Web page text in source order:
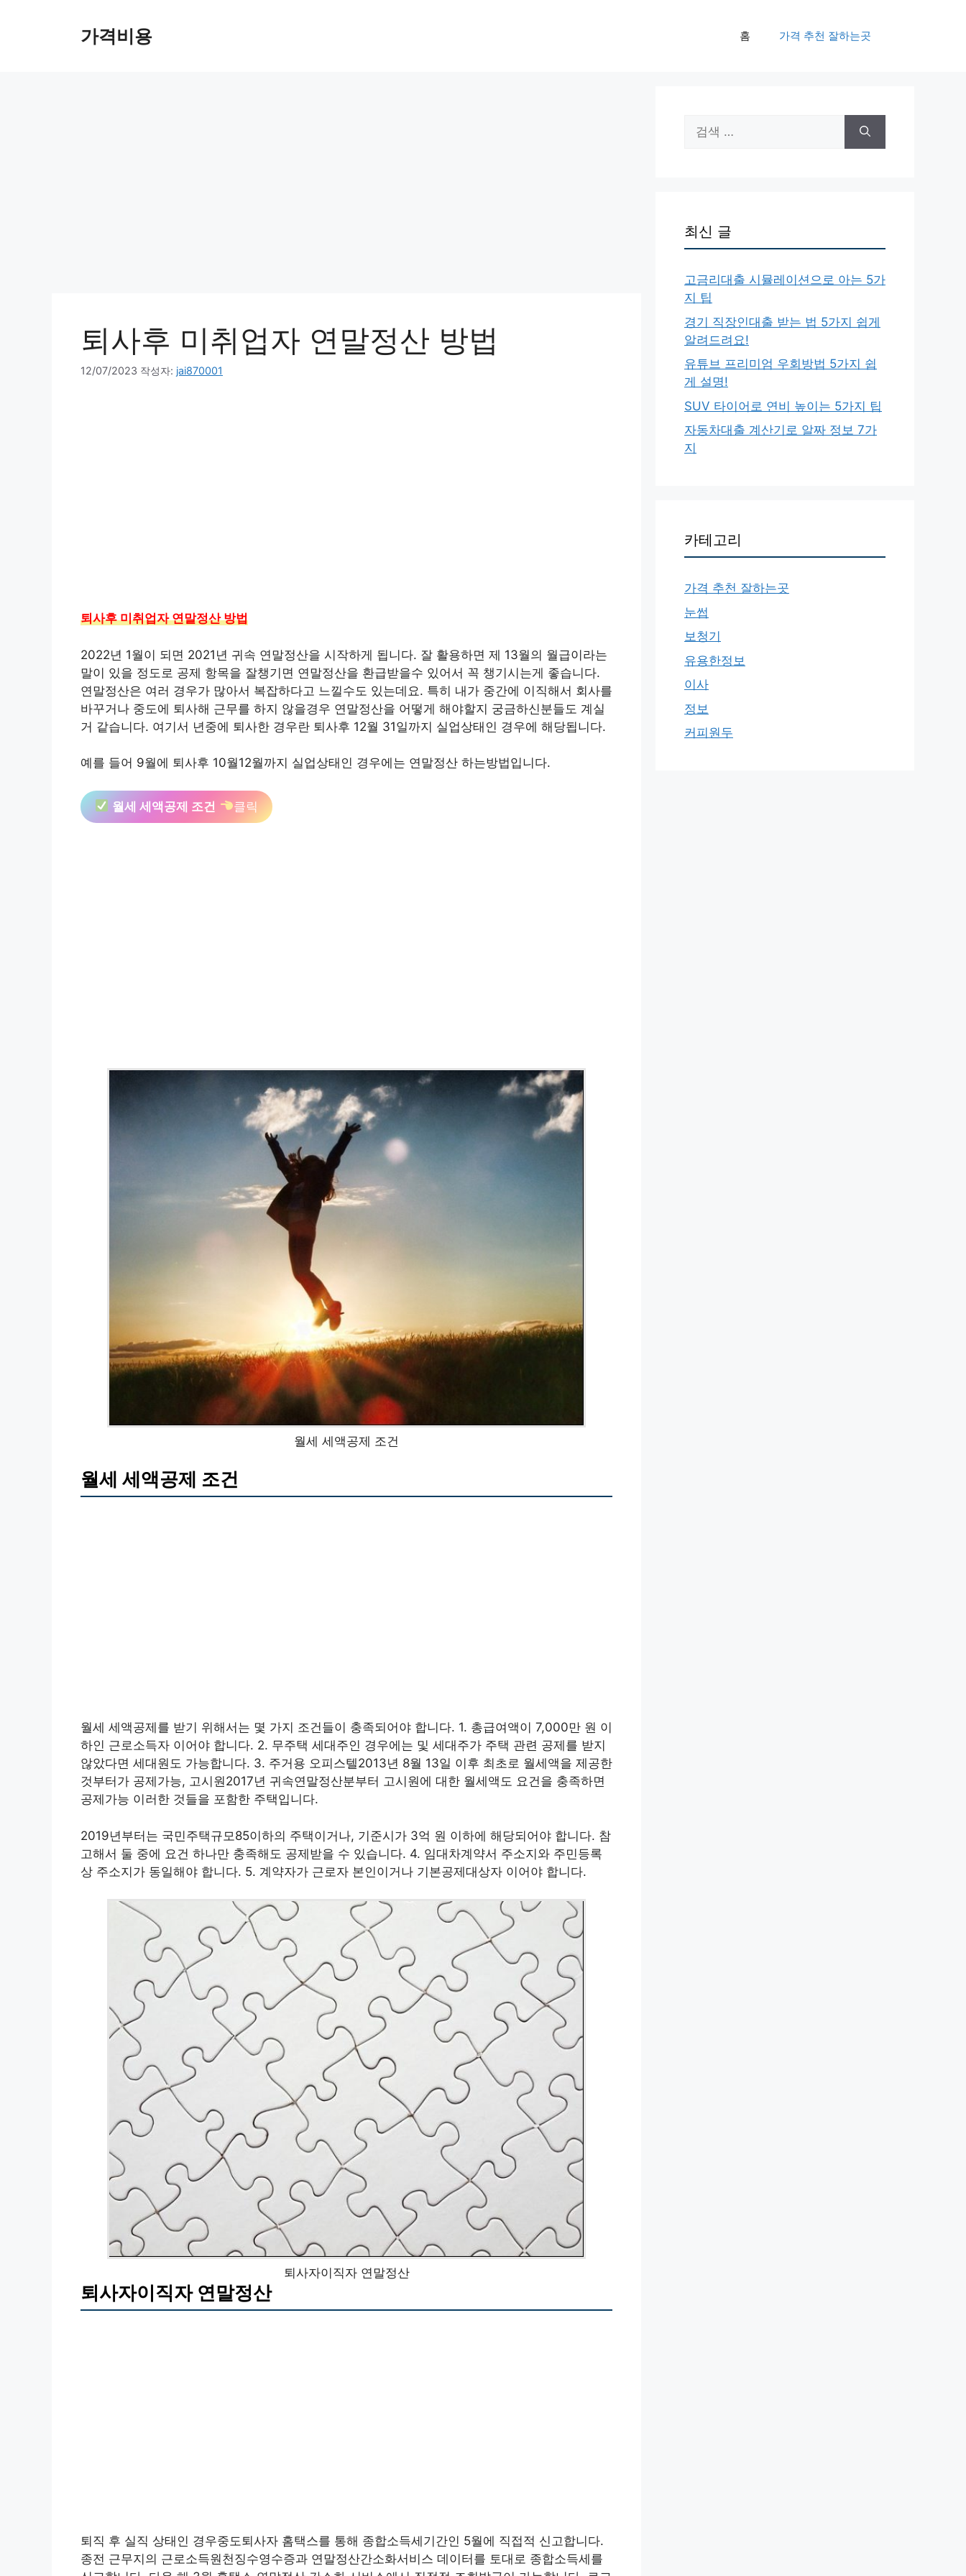
가격비용 홈 가격 추천 잘하는곳
퇴사후 미취업자 연말정산 방법
12/07/2023 작성자: jai870001
퇴사후 미취업자 연말정산 방법
2022년 1월이 되면 2021년 귀속 연말정산을 시작하게 됩니다. 잘 활용하면 제 13월의 월급이라는
말이 있을 정도로 공제 항목을 잘챙기면 연말정산을 환급받을수 있어서 꼭 챙기시는게 좋습니다.
연말정산은 여러 경우가 많아서 복잡하다고 느낄수도 있는데요. 특히 내가 중간에 이직해서 회사를
바꾸거나 중도에 퇴사해 근무를 하지 않을경우 연말정산을 어떻게 해야할지 궁금하신분들도 계실
거 같습니다. 여기서 년중에 퇴사한 경우란 퇴사후 12월 31일까지 실업상태인 경우에 해당됩니다.
예를 들어 9월에 퇴사후 10월12월까지 실업상태인 경우에는 연말정산 하는방법입니다.
월세 세액공제 조건 클릭
월세 세액공제 조건
월세 세액공제 조건
월세 세액공제를 받기 위해서는 몇 가지 조건들이 충족되어야 합니다. 1. 총급여액이 7,000만 원 이
하인 근로소득자 이어야 합니다. 2. 무주택 세대주인 경우에는 및 세대주가 주택 관련 공제를 받지
않았다면 세대원도 가능합니다. 3. 주거용 오피스텔2013년 8월 13일 이후 최초로 월세액을 제공한
것부터가 공제가능, 고시원2017년 귀속연말정산분부터 고시원에 대한 월세액도 요건을 충족하면
공제가능 이러한 것들을 포함한 주택입니다.
2019년부터는 국민주택규모85이하의 주택이거나, 기준시가 3억 원 이하에 해당되어야 합니다. 참
고해서 둘 중에 요건 하나만 충족해도 공제받을 수 있습니다. 4. 임대차계약서 주소지와 주민등록
상 주소지가 동일해야 합니다. 5. 계약자가 근로자 본인이거나 기본공제대상자 이어야 합니다.
퇴사자이직자 연말정산
퇴사자이직자 연말정산
퇴직 후 실직 상태인 경우중도퇴사자 홈택스를 통해 종합소득세기간인 5월에 직접적 신고합니다.
종전 근무지의 근로소득원천징수영수증과 연말정산간소화서비스 데이터를 토대로 종합소득세를
색:
최신 글
고금리대출 시뮬레이션으로 아는 5가
지 팁
경기 직장인대출 받는 법 5가지 쉽게
알려드려요!
유튜브 프리미엄 우회방법 5가지 쉽
게 설명!
SUV 타이어로 연비 높이는 5가지 팁
자동차대출 계산기로 알짜 정보 7가
지
카테고리
가격 추천 잘하는곳
눈썹
보청기
유용한정보
이사
정보
커피원두